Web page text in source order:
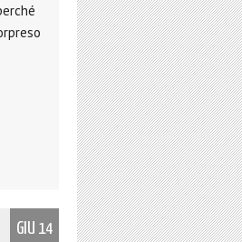
GIU 14